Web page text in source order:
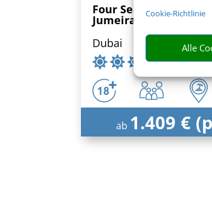
Cookie-Richtlinie
Alle
Four Seasons Resort
Jumeirah Beach
Dubai
ab 1.409 €